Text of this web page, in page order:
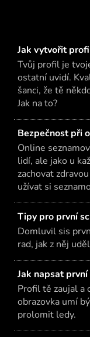
Jak vytvořit
Tvůj profil je
ostatní uvidí.
šanci, že tě
Jak na to?
Bezpečnost při
Online
lidí, ale jako u
zachovat
užívat si
Tipy pro první
Domluvil sis
rad, jak z něj
Jak napsat
Profil tě zaujal a
obrazovka umí
prolomit ledy.